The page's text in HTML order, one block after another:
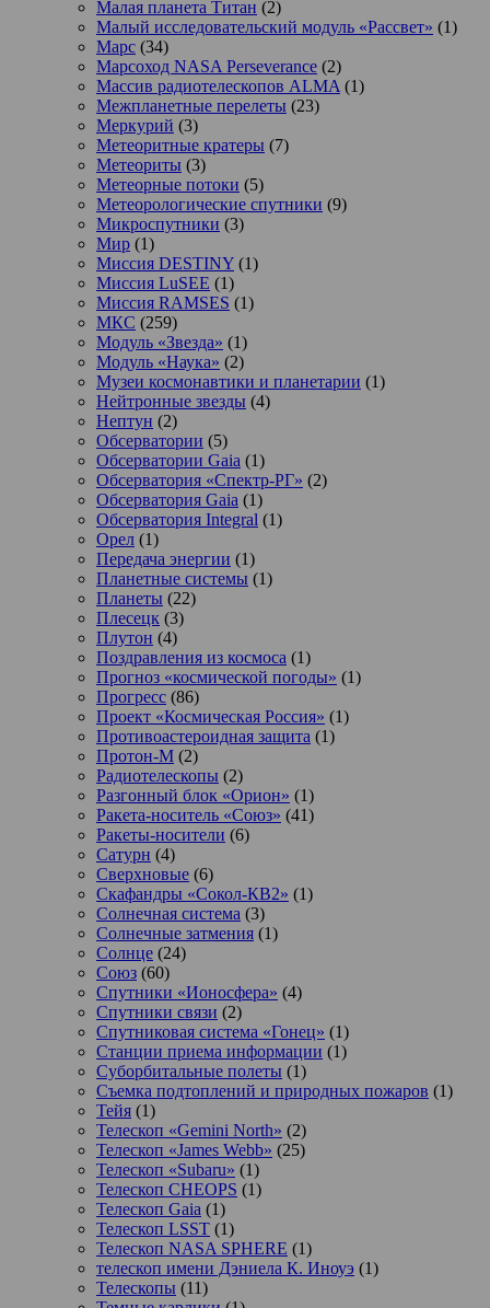
Малая планета Титан (2)
Малый исследовательский модуль «Рассвет» (1)
Марс (34)
Марсоход NASA Perseverance (2)
Массив радиотелескопов ALMA (1)
Межпланетные перелеты (23)
Меркурий (3)
Метеоритные кратеры (7)
Метеориты (3)
Метеорные потоки (5)
Метеорологические спутники (9)
Микроспутники (3)
Мир (1)
Миссия DESTINY (1)
Миссия LuSEE (1)
Миссия RAMSES (1)
МКС (259)
Модуль «Звезда» (1)
Модуль «Наука» (2)
Музеи космонавтики и планетарии (1)
Нейтронные звезды (4)
Нептун (2)
Обсерватории (5)
Обсерватории Gaia (1)
Обсерватория «Спектр-РГ» (2)
Обсерватория Gaia (1)
Обсерватория Integral (1)
Орел (1)
Передача энергии (1)
Планетные системы (1)
Планеты (22)
Плесецк (3)
Плутон (4)
Поздравления из космоса (1)
Прогноз «космической погоды» (1)
Прогресс (86)
Проект «Космическая Россия» (1)
Противоастероидная защита (1)
Протон-М (2)
Радиотелескопы (2)
Разгонный блок «Орион» (1)
Ракета-носитель «Союз» (41)
Ракеты-носители (6)
Сатурн (4)
Сверхновые (6)
Скафандры «Сокол-КВ2» (1)
Солнечная система (3)
Солнечные затмения (1)
Солнце (24)
Союз (60)
Спутники «Ионосфера» (4)
Спутники связи (2)
Спутниковая система «Гонец» (1)
Станции приема информации (1)
Суборбитальные полеты (1)
Съемка подтоплений и природных пожаров (1)
Тейя (1)
Телескоп «Gemini North» (2)
Телескоп «James Webb» (25)
Телескоп «Subaru» (1)
Телескоп CHEOPS (1)
Телескоп Gaia (1)
Телескоп LSST (1)
Телескоп NASA SPHERE (1)
телескоп имени Дэниела К. Иноуэ (1)
Телескопы (11)